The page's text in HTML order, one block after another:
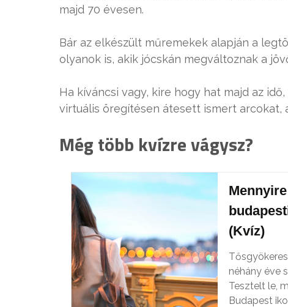
majd 70 évesen.
Bár az elkészült műremekek alapján a
olyanok is, akik jócskán megváltoznak a
Ha kíváncsi vagy, kire hogy hat majd az
virtuális öregítésen átesett ismert arcokat,
Még több kvízre vágysz?
(Kvíz)
néhány éve
Tesztelt le,
Budapest